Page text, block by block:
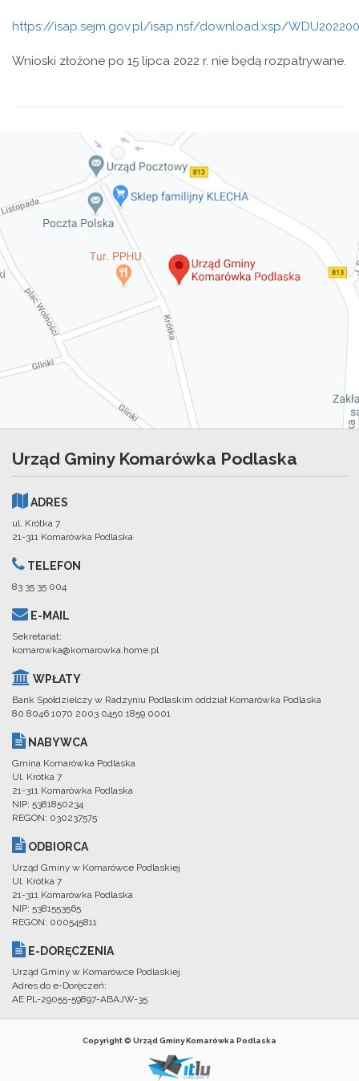
https://isap.sejm.gov.pl/isap.nsf/download.xsp/
Wnioski złożone po 15 lipca 2022 r. nie będą rozpatrywane.
Urząd Gminy Komarówka Podlaska
ADRES
ul. Krótka 7
21-311 Komarówka Podlaska
TELEFON
83 35 35 004
E-MAIL
Sekretariat:
komarowka@komarowka.home.pl
WPŁATY
Bank Spółdzielczy w Radzyniu Podlaskim oddział Komarówka Podlaska
80 8046 1070 2003 0450 1859 0001
NABYWCA
Gmina Komarówka Podlaska
Ul. Krótka 7
21-311 Komarówka Podlaska
NIP: 5381850234
REGON: 030237575
ODBIORCA
Urząd Gminy w Komarówce Podlaskiej
Ul. Krótka 7
21-311 Komarówka Podlaska
NIP: 5381553565
REGON: 000545811
E-DORĘCZENIA
Urząd Gminy w Komarówce Podlaskiej
Adres do e-Doręczeń:
AE:PL-29055-59897-ABAJW-35
Copyright © Urząd Gminy Komarówka Podlaska